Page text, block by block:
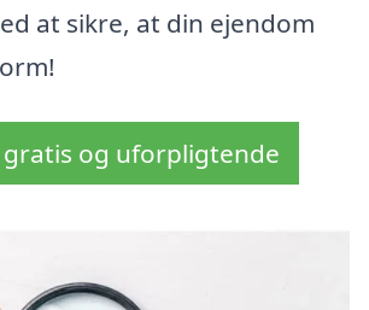
at sikre, at din ejendom
gratis og uforpligtende